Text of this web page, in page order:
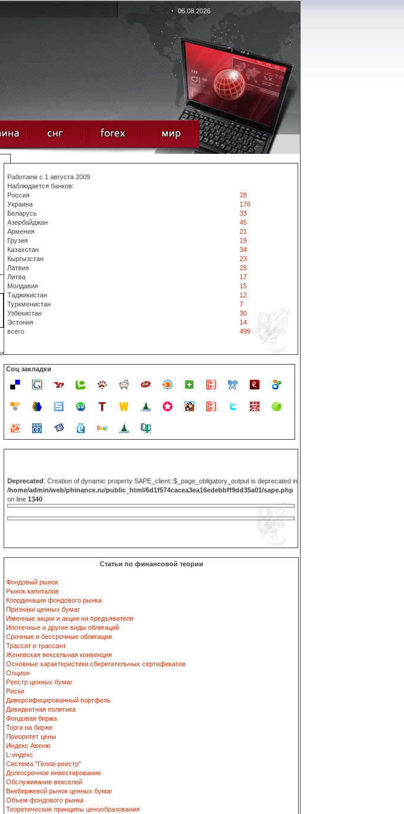
06.08.2026
Работаем с 1 августа 2009
Наблюдается банков:
Россия
28
Украина
176
Беларусь
33
Азербайджан
45
Армения
21
Грузия
19
Казахстан
34
Кыргызстан
23
Латвия
25
Литва
17
Молдавия
15
Таджикистан
12
Туркменистан
7
Узбекистан
30
Эстония
14
всего
499
Соц закладки
Deprecated: Creation of dynamic property SAPE_client::$_page_obligatory_output is deprecated in
/home/admin/web/phinance.ru/public_html/6d1f574cacea3ea16edebbff9dd35a01/sape.php
on line 1340
Статьи по финансовой теории
Фондовый рынок
Рынок капиталов
Координация фондового рынка
Признаки ценных бумаг
Именные акции и акции на предъявителя
Ипотечные и другие виды облигаций
Срочные и бессрочные облигации
Трассат и трассант
Женевская вексельная конвенция
Основные характеристики сберегательных сертификатов
Опцион
Реестр ценных бумаг
Риски
Диверсифицированный портфель
Дивидентная политика
Фондовая биржа
Торги на бирже
Приоритет цены
Индекс Авеню
L-индекс
Система "Гелла-реестр"
Долгосрочное инвестирование
Обслуживание векселей
Внебиржевой рынок ценных бумаг
Объем фондового рынка
Теоретические принципы ценообразования